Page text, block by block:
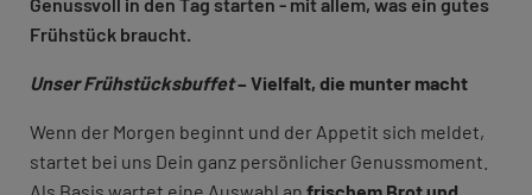
Frühstück braucht.
Unser Frühstücksbuffet– Vielfalt, die munter macht
Wenn der Morgen beginnt und der Appetit sich meldet,
startet bei uns Dein ganz persönlicher Genussmoment.